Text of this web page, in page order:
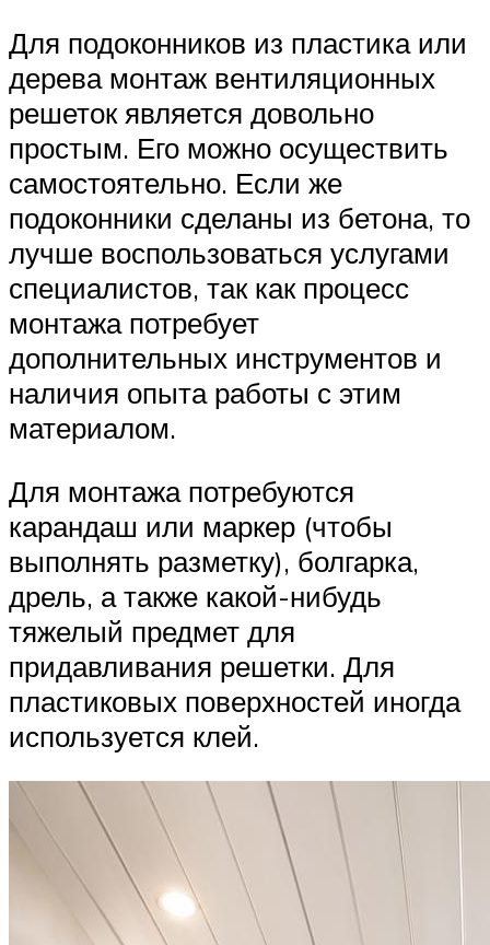
Для подоконников из пластика или
дерева монтаж вентиляционных
решеток является довольно
простым. Его можно осуществить
самостоятельно. Если же
подоконники сделаны из бетона, то
лучше воспользоваться услугами
специалистов, так как процесс
монтажа потребует
дополнительных инструментов и
наличия опыта работы с этим
материалом.
Для монтажа потребуются
карандаш или маркер (чтобы
выполнять разметку), болгарка,
дрель, а также какой-нибудь
тяжелый предмет для
придавливания решетки. Для
пластиковых поверхностей иногда
используется клей.